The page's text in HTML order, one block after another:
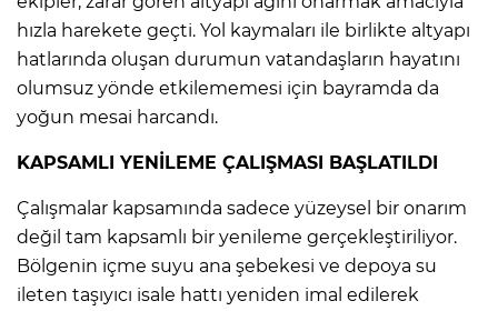
hızla harekete geçti. Yol kaymaları ile birlikte altyapı
hatlarında oluşan durumun vatandaşların hayatını
olumsuz yönde etkilememesi için bayramda da
yoğun mesai harcandı.
KAPSAMLI YENİLEME ÇALIŞMASI BAŞLATILDI
Çalışmalar kapsamında sadece yüzeysel bir onarım
değil tam kapsamlı bir yenileme gerçekleştiriliyor.
Bölgenin içme suyu ana şebekesi ve depoya su
ileten taşıyıcı isale hattı yeniden imal edilerek